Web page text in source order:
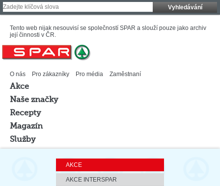
Vyhledávání
Tento web nijak nesouvisí se společností SPAR a slouží pouze jako archiv
její činnosti v ČR.
O nás Pro zákazníky Pro média Zaměstnaní
Akce
Naše značky
Recepty
Magazín
Služby
AKCE
AKCE INTERSPAR